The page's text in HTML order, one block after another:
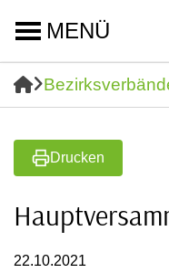
MENÜ
Drucken
22.10.2021